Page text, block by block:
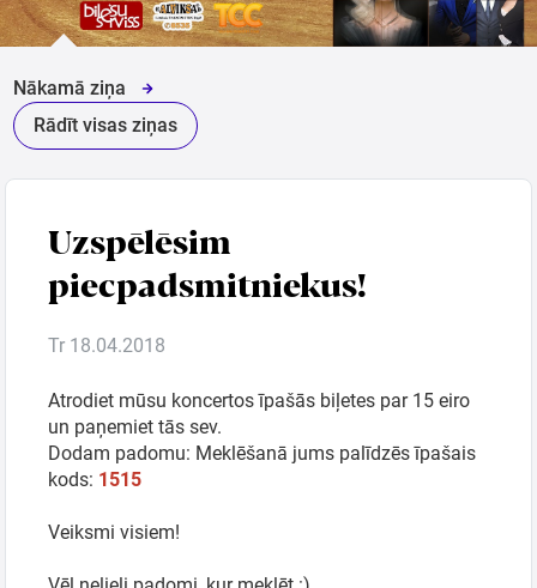
Sports
Festivāls
Semināri
Dāvanu
kartes
Kino
Rādīt visas ziņas
Nākamā ziņa
Uzspēlēsim
piecpadsmitniekus!
Tr 18.04.2018
Atrodiet mūsu koncertos īpašās biļetes par 15 eiro
un paņemiet tās sev.
Dodam padomu: Meklēšanā jums palīdzēs īpašais
kods: 1515
Veiksmi visiem!